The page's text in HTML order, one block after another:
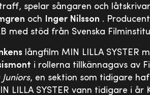
spelar sångaren och
och Inger Nilsson .
med stöd från Svenska
långfilm MIN LILLA SYSTER
i rollerna tillkännagavs av
, en sektion som tidigare
LILLA SYSTER vann tidigare i år